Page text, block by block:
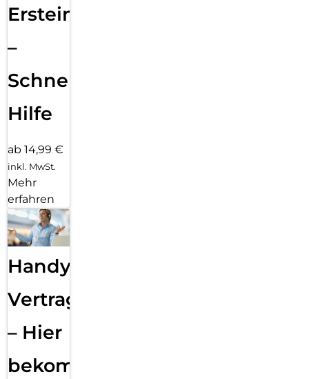
Ersteinrichtung
–
Schnelle
Hilfe
ab 14,99 €
inkl. MwSt.
Mehr
erfahren
Handy
Vertragsabwicklung
– Hier
bekommst